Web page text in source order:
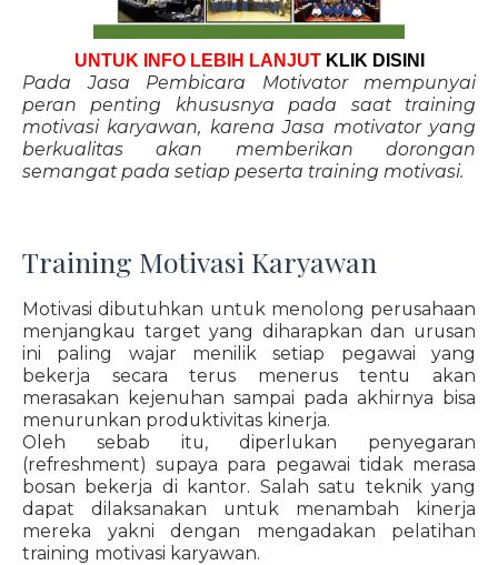
UNTUK INFO LEBIH LANJUT KLIK DISINI
Pada Jasa Pembicara Motivator mempunyai
peran penting khususnya pada saat training
motivasi karyawan, karena Jasa motivator yang
berkualitas akan memberikan dorongan
semangat pada setiap peserta training motivasi.
Training Motivasi Karyawan
Motivasi dibutuhkan untuk menolong perusahaan
menjangkau target yang diharapkan dan urusan
ini paling wajar menilik setiap pegawai yang
bekerja secara terus menerus tentu akan
merasakan kejenuhan sampai pada akhirnya bisa
menurunkan produktivitas kinerja.
Oleh sebab itu, diperlukan penyegaran
(refreshment) supaya para pegawai tidak merasa
bosan bekerja di kantor. Salah satu teknik yang
dapat dilaksanakan untuk menambah kinerja
mereka yakni dengan mengadakan pelatihan
training motivasi karyawan.